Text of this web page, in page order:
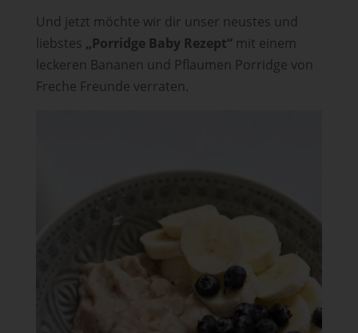
Und jetzt möchte wir dir unser neustes und
liebstes „Porridge Baby Rezept“mit einem
leckeren Bananen und Pflaumen Porridge von
Freche Freunde verraten.